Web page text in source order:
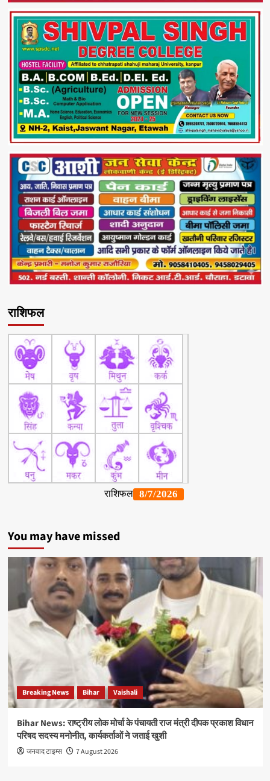
राशिफल
You may have missed
Breaking News Bihar Vaishali
Bihar News: राष्ट्रीय लोक मोर्चा के पंचायती राज मंत्री दीपक प्रकाश विधान
परिषद सदस्य मनोनीत, कार्यकर्ताओं ने जताई खुशी
जनवाद टाइम्स 7 August 2026